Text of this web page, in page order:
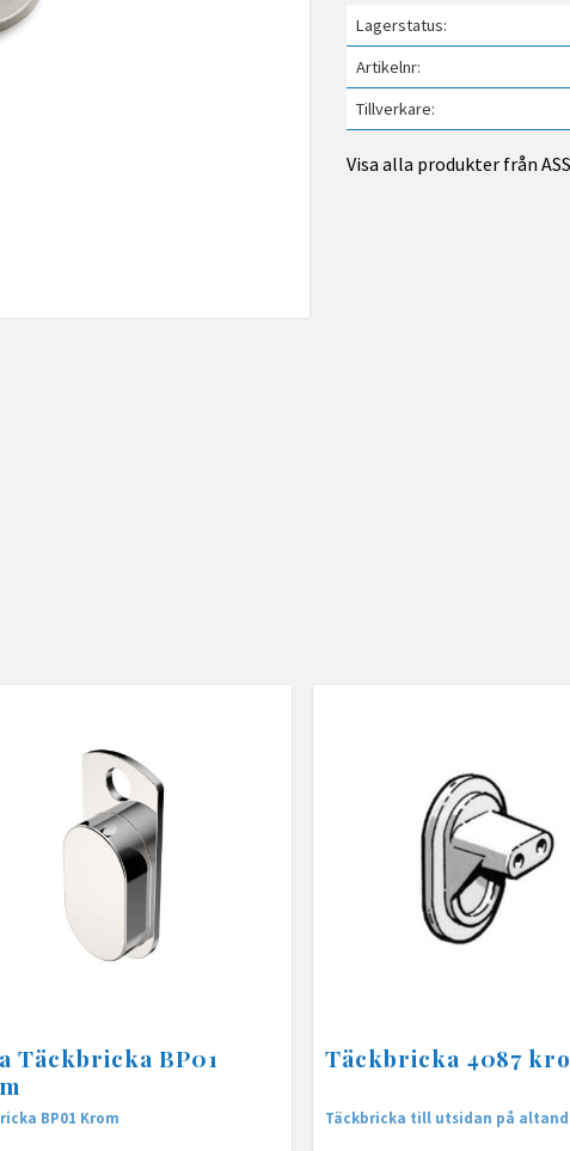
Lagerstatus
Artikelnr
Tillverkare
Visa alla produkter från
Täckbricka BP01
BP01 Krom
Täckbricka 4087
Täckbricka till utsidan på